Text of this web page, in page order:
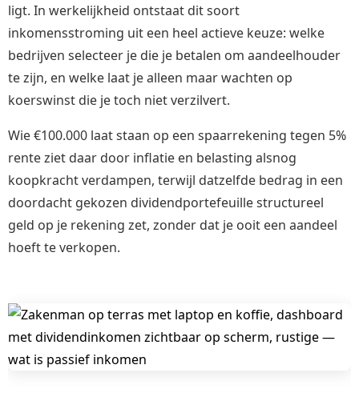
ligt. In werkelijkheid ontstaat dit soort
inkomensstroming uit een heel actieve keuze: welke
bedrijven selecteer je die je betalen om aandeelhouder
te zijn, en welke laat je alleen maar wachten op
koerswinst die je toch niet verzilvert.
Wie €100.000 laat staan op een spaarrekening tegen 5%
rente ziet daar door inflatie en belasting alsnog
koopkracht verdampen, terwijl datzelfde bedrag in een
doordacht gekozen dividendportefeuille structureel
geld op je rekening zet, zonder dat je ooit een aandeel
hoeft te verkopen.